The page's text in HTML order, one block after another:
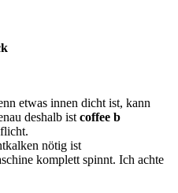
etwas innen dicht ist, kann
deshalb ist coffee b
nötig ist
komplett spinnt. Ich achte